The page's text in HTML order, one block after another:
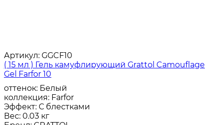
Артикул: GGCF10
( 15 мл ) Гель камуфлирующий Grattol Camouflage
Gel Farfor 10
оттенок: Белый
коллекция: Farfor
Эффект: С блестками
Вес: 0.03 кг